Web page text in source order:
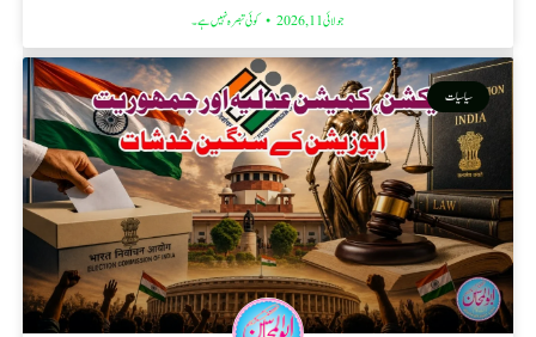
جولائی 11, 2026 کوئی تبصرہ نہیں ہے۔
سیاسیات